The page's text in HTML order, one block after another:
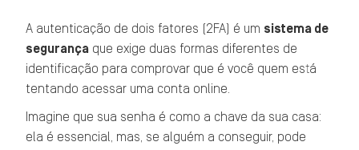
A autenticação de dois fatores (2FA) é um sistema de
segurança que exige duas formas diferentes de
identificação para comprovar que é você quem está
tentando acessar uma conta online.
Imagine que sua senha é como a chave da sua casa:
ela é essencial, mas, se alguém a conseguir, pode